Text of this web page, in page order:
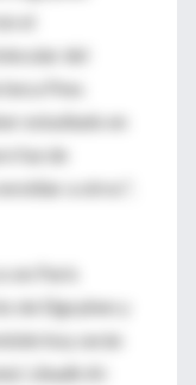
el
del
Pew.
estudiado en
fue de
a otros",
en París
de Elgoyhen y
hoy serán
Lihadh Al-